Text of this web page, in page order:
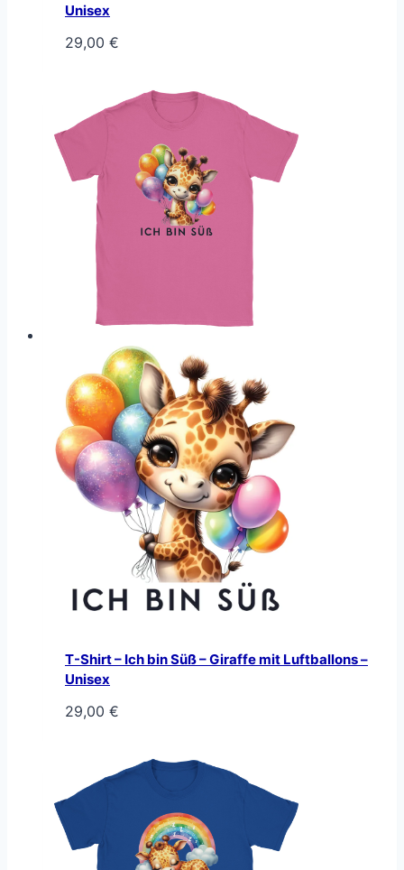
Unisex
29,00 €
T-Shirt – Ich bin Süß – Giraffe mit Luftballons –
Unisex
29,00 €